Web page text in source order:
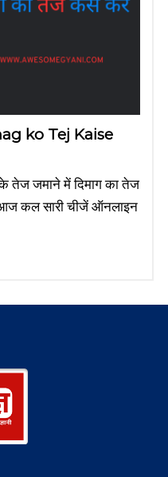
ko Tej Kaise
जमाने में दिमाग का तेज
आज कल सारी चीजें ऑनलाइन